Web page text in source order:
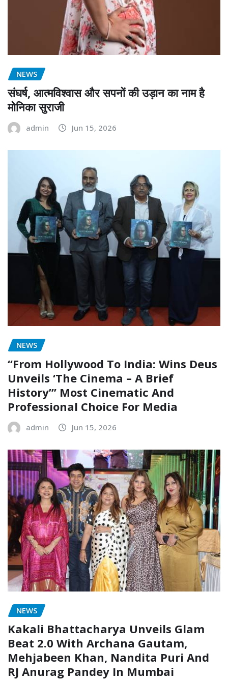
NEWS
संघर्ष, आत्मविश्वास और सपनों की उड़ान का नाम है
मोनिका सुराजी
admin Jun 15, 2026
NEWS
“From Hollywood To India: Wins Deus
Unveils ‘The Cinema – A Brief
History’” Most Cinematic And
Professional Choice For Media
admin Jun 15, 2026
NEWS
Kakali Bhattacharya Unveils Glam
Beat 2.0 With Archana Gautam,
Mehjabeen Khan, Nandita Puri And
RJ Anurag Pandey In Mumbai